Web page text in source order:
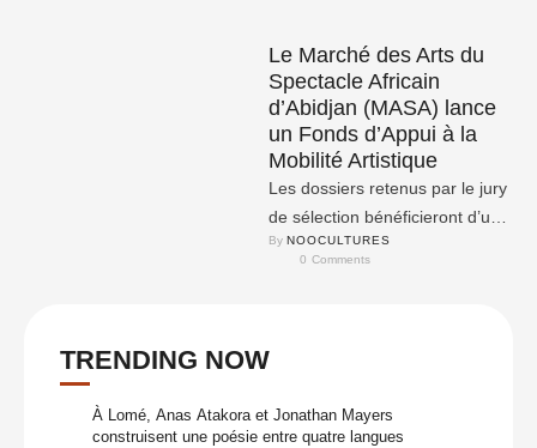
Le Marché des Arts du
Spectacle Africain
d’Abidjan (MASA) lance
un Fonds d’Appui à la
Mobilité Artistique
Les dossiers retenus par le jury
de sélection bénéficieront d’un
appui pouvant aller jusqu’à 50
By NOOCULTURES
0 Comments
TRENDING NOW
À Lomé, Anas Atakora et Jonathan Mayers
construisent une poésie entre quatre langues